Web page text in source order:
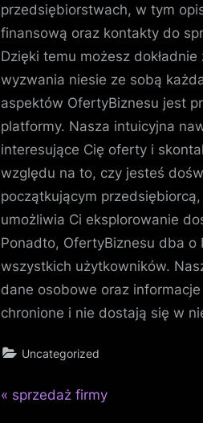
przedsiębiorstwach, w tym
finansową oraz kontakty do
Dzięki temu możesz
wyzwania niesie ze sobą
aspektów OfertyBiznesu jest
platformy. Nasza intuicyjna
interesujące Cię oferty i
względu na to, czy jesteś
początkującym
umożliwia Ci eksplorowanie
Ponadto, OfertyBiznesu dba
wszystkich użytkowników.
dane osobowe oraz
chronione i nie dostają się w
Uncategorized
Nawigacja
P
sprzedaż firmy